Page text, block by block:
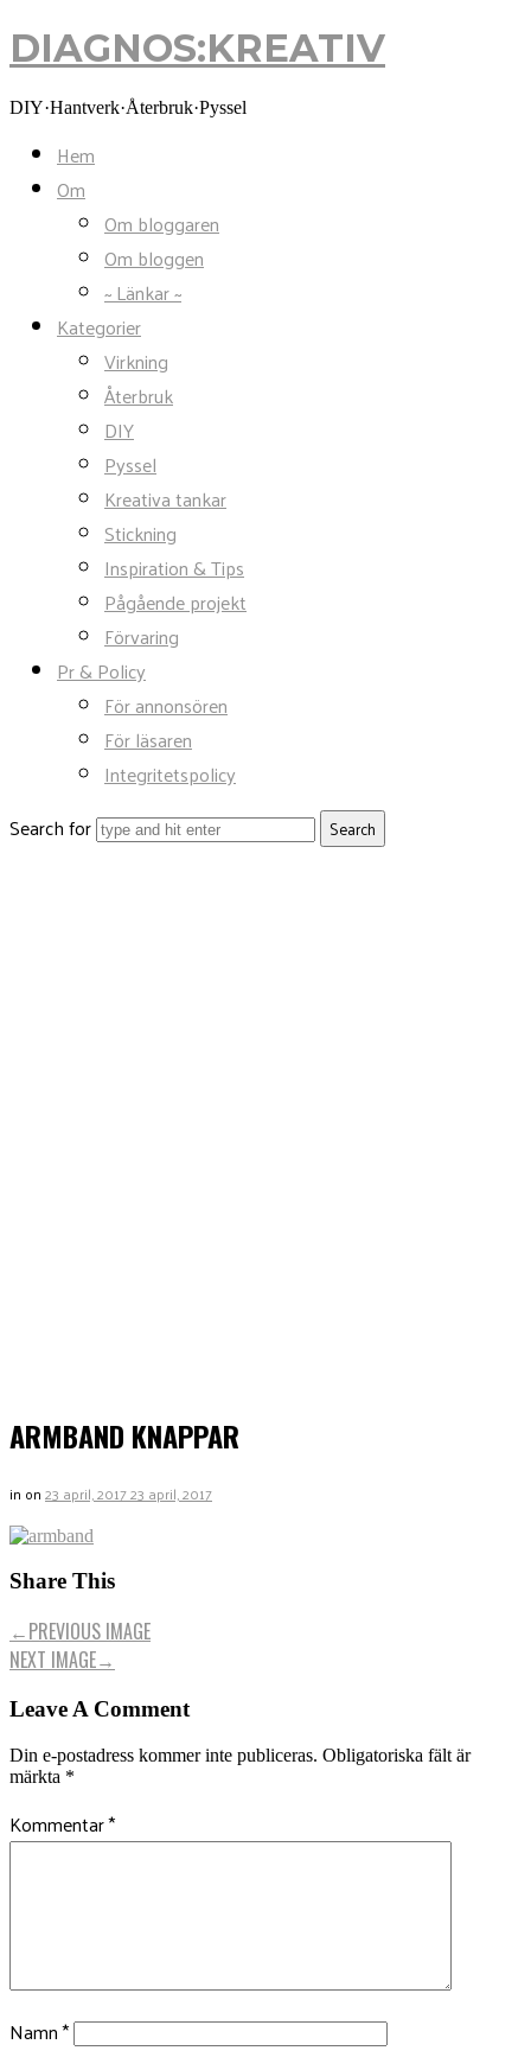
DIAGNOS:KREATIV
DIAGNOS:KREATIV
DIY·Hantverk·Återbruk·Pyssel
Hem
Om
Om bloggaren
Om bloggen
~ Länkar ~
Kategorier
Virkning
Återbruk
DIY
Pyssel
Kreativa tankar
Stickning
Inspiration & Tips
Pågående projekt
Förvaring
Pr & Policy
För annonsören
För läsaren
Integritetspolicy
Search for
ARMBAND KNAPPAR
in on23 april, 201723 april, 2017
Share This
←PREVIOUS IMAGE
NEXT IMAGE→
Leave A Comment
Din e-postadress kommer inte publiceras. Obligatoriska fält är
märkta *
Kommentar*
Namn*